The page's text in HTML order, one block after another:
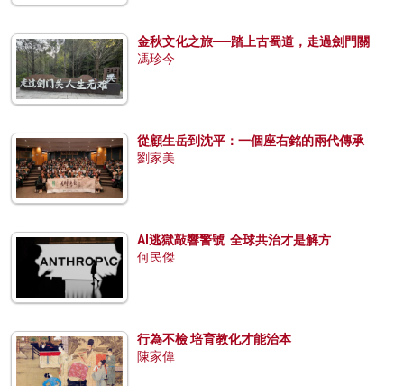
金秋文化之旅──踏上古蜀道，走過劍門關
馮珍今
從顧生岳到沈平：一個座右銘的兩代傳承
劉家美
AI逃獄敲響警號 全球共治才是解方
何民傑
行為不檢 培育教化才能治本
陳家偉